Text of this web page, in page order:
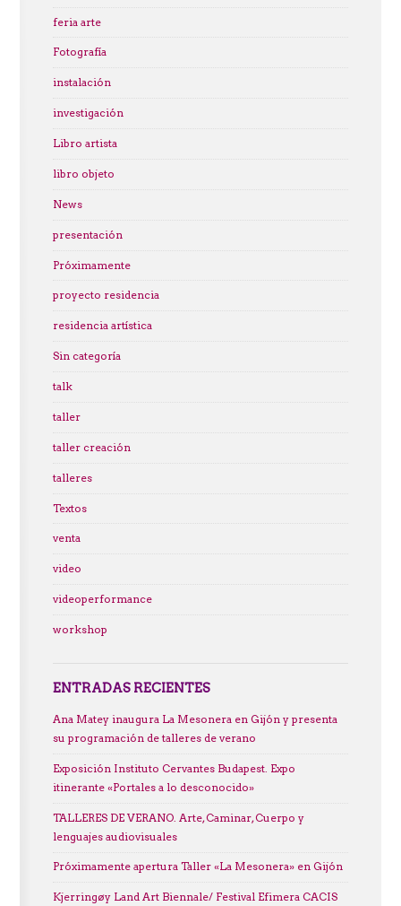
feria arte
Fotografía
instalación
investigación
Libro artista
libro objeto
News
presentación
Próximamente
proyecto residencia
residencia artística
Sin categoría
talk
taller
taller creación
talleres
Textos
venta
video
videoperformance
workshop
ENTRADAS RECIENTES
Ana Matey inaugura La Mesonera en Gijón y presenta
su programación de talleres de verano
Exposición Instituto Cervantes Budapest. Expo
itinerante «Portales a lo desconocido»
TALLERES DE VERANO. Arte, Caminar, Cuerpo y
lenguajes audiovisuales
Próximamente apertura Taller «La Mesonera» en Gijón
Kjerringøy Land Art Biennale/ Festival Efimera CACIS